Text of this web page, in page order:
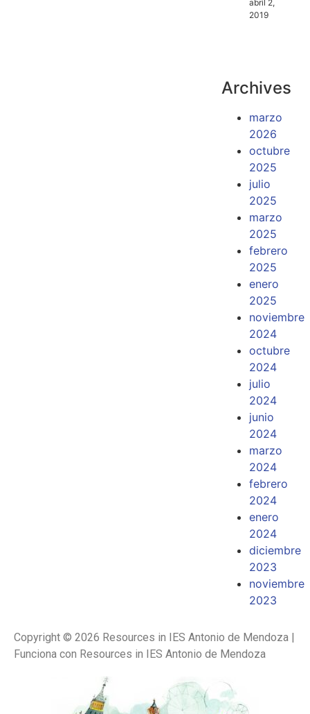
abril 2,
2019
Archives
marzo
2026
octubre
2025
julio
2025
marzo
2025
febrero
2025
enero
2025
noviembre
2024
octubre
2024
julio
2024
junio
2024
marzo
2024
febrero
2024
enero
2024
diciembre
2023
noviembre
2023
Copyright © 2026 Resources in IES Antonio de Mendoza |
Funciona con Resources in IES Antonio de Mendoza